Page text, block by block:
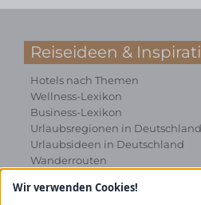
Reiseideen &
Hotels nach Themen
Wellness-Lexikon
Business-Lexikon
Urlaubsregionen in Deutschland
Urlaubsideen in Deutschland
Wanderrouten
Kooperation &
Wir verwenden Cookies!